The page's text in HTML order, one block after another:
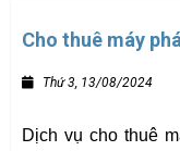
Cho thuê máy
Thứ 3, 13/08/2024
Dịch vụ cho thuê